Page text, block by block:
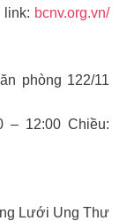
link: bcnv.org.vn/
phòng 122/11
– 12:00 Chiều:
Lưới Ung Thư